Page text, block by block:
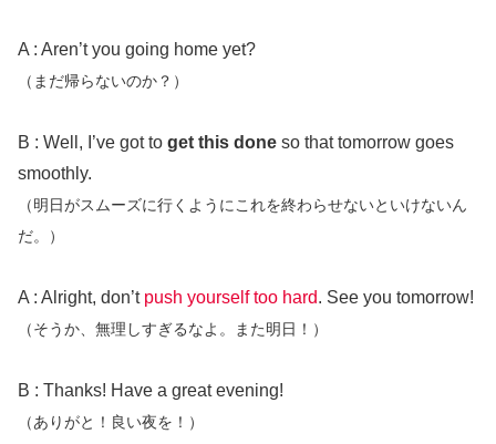
A : Aren’t you going home yet?
（まだ帰らないのか？）
B : Well, I’ve got to get this done so that tomorrow goes
smoothly.
（明日がスムーズに行くようにこれを終わらせないといけないん
だ。）
A : Alright, don’t push yourself too hard. See you tomorrow!
（そうか、無理しすぎるなよ。また明日！）
B : Thanks! Have a great evening!
（ありがと！良い夜を！）